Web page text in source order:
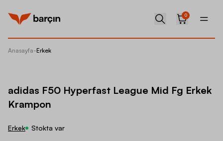
0
Anasayfa-Erkek
adidas F50 Hyperfast League Mid Fg Erkek
Krampon
Erkek Stokta var